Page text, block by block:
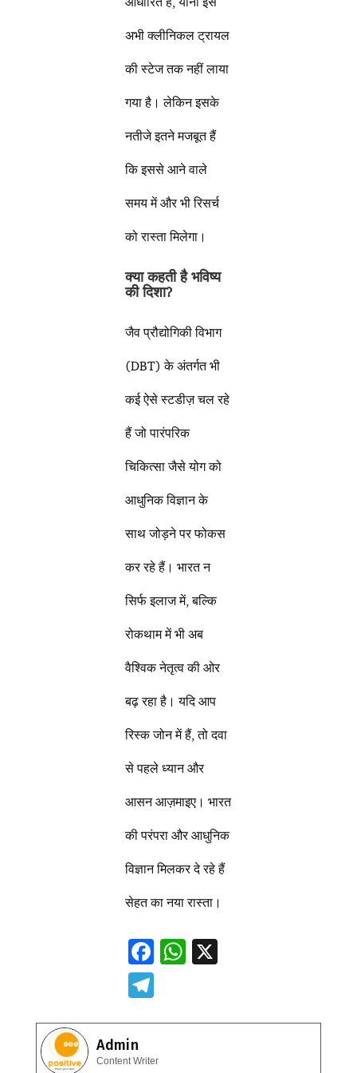
अभी क्लीनिकल ट्रायल
की स्टेज तक नहीं लाया
गया है। लेकिन इसके
नतीजे इतने मजबूत हैं
कि इससे आने वाले
समय में और भी रिसर्च
को रास्ता मिलेगा।
क्या कहती है भविष्य
की दिशा?
जैव प्रौद्योगिकी विभाग
(DBT) के अंतर्गत भी
कई ऐसे स्टडीज़ चल रहे
हैं जो पारंपरिक
चिकित्सा जैसे योग को
आधुनिक विज्ञान के
साथ जोड़ने पर फोकस
कर रहे हैं। भारत न
सिर्फ इलाज में, बल्कि
रोकथाम में भी अब
वैश्विक नेतृत्व की ओर
बढ़ रहा है। यदि आप
रिस्क जोन में हैं, तो दवा
से पहले ध्यान और
आसन आज़माइए। भारत
की परंपरा और आधुनिक
विज्ञान मिलकर दे रहे हैं
सेहत का नया रास्ता।
F
b
o
W
s
gr
Admin
Content Writer